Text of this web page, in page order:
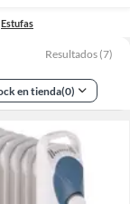
Estufas
Resultados (7)
en tienda(0)